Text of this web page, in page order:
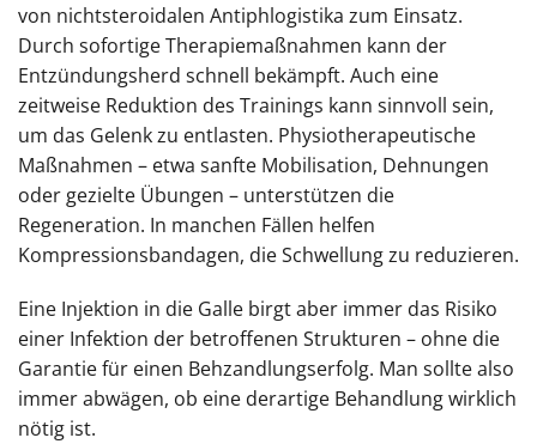
von nichtsteroidalen Antiphlogistika zum Einsatz.
Durch sofortige Therapiemaßnahmen kann der
Entzündungsherd schnell bekämpft. Auch eine
zeitweise Reduktion des Trainings kann sinnvoll sein,
um das Gelenk zu entlasten. Physiotherapeutische
Maßnahmen – etwa sanfte Mobilisation, Dehnungen
oder gezielte Übungen – unterstützen die
Regeneration. In manchen Fällen helfen
Kompressionsbandagen, die Schwellung zu reduzieren.
Eine Injektion in die Galle birgt aber immer das Risiko
einer Infektion der betroffenen Strukturen – ohne die
Garantie für einen Behzandlungserfolg. Man sollte also
immer abwägen, ob eine derartige Behandlung wirklich
nötig ist.